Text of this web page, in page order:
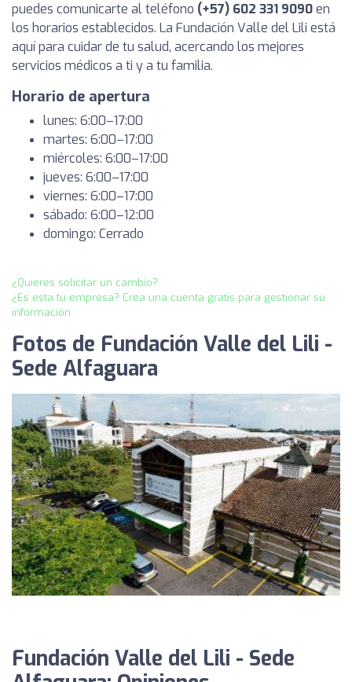
puedes comunicarte al teléfono (+57) 602 331 9090en
los horarios establecidos. La Fundación Valle del Lili está
aquí para cuidar de tu salud, acercando los mejores
servicios médicos a ti y a tu familia.
Horario de apertura
lunes: 6:00–17:00
martes: 6:00–17:00
miércoles: 6:00–17:00
jueves: 6:00–17:00
viernes: 6:00–17:00
sábado: 6:00–12:00
domingo: Cerrado
¿Quieres solicitar un cambio?
¿Es esta tu empresa? Crea una cuenta gratis para gestionar su
información
Fotos de Fundación Valle del Lili -
Sede Alfaguara
Fundación Valle del Lili - Sede